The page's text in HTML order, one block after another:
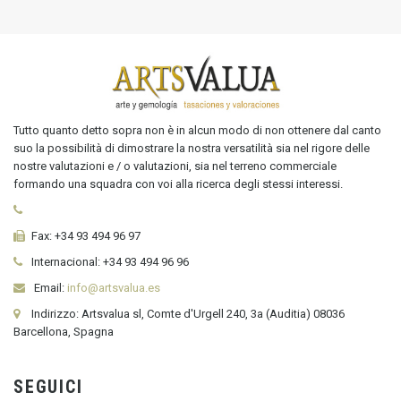
Tutto quanto detto sopra non è in alcun modo di non ottenere dal canto
suo la possibilità di dimostrare la nostra versatilità sia nel rigore delle
nostre valutazioni e / o valutazioni, sia nel terreno commerciale
formando una squadra con voi alla ricerca degli stessi interessi.
Fax: +34 93 494 96 97
Internacional: +34 93 494 96 96
Email: info@artsvalua.es
Indirizzo: Artsvalua sl, Comte d'Urgell 240, 3a (Auditia) 08036
Barcellona, Spagna
SEGUICI